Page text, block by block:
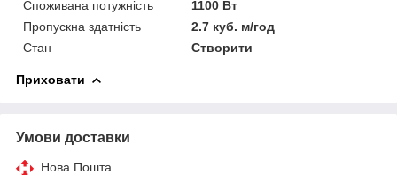
Споживана потужність
1100 Вт
Пропускна здатність
2.7 куб. м/год
Стан
Створити
Приховати
Умови доставки
Нова Пошта